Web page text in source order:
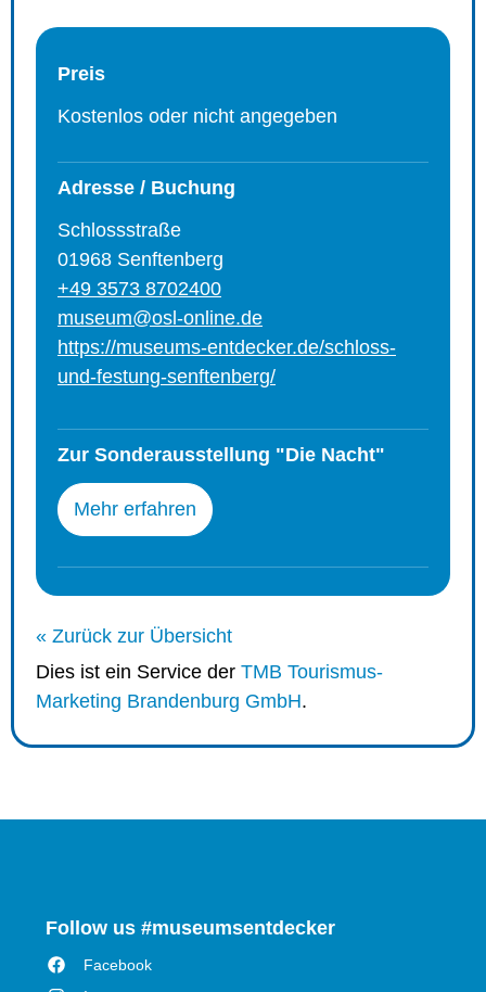
Preis
Kostenlos oder nicht angegeben
Adresse / Buchung
Schlossstraße
01968 Senftenberg
+49 3573 8702400
museum@osl-online.de
https://museums-entdecker.de/schloss-
und-festung-senftenberg/
Zur Sonderausstellung "Die Nacht"
Mehr erfahren
« Zurück zur Übersicht
Dies ist ein Service der TMB Tourismus-
Marketing Brandenburg GmbH.
Follow us #museumsentdecker
Facebook